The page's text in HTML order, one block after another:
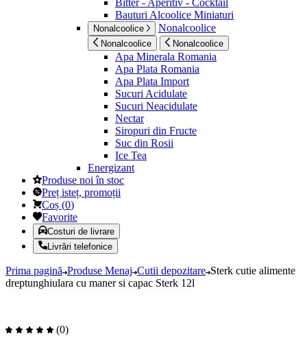
Bitter - Aperitiv - Cocktail
Bauturi Alcoolice Miniaturi
Nonalcoolice Nonalcoolice
Nonalcoolice Nonalcoolice
Apa Minerala Romania
Apa Plata Romania
Apa Plata Import
Sucuri Acidulate
Sucuri Neacidulate
Nectar
Siropuri din Fructe
Suc din Rosii
Ice Tea
Energizant
Produse noi în stoc
Preț isteț, promoții
Coș (0)
Favorite
Costuri de livrare
Livrări telefonice
Prima pagină Produse Menaj Cutii depozitare Sterk cutie alimente
dreptunghiulara cu maner si capac Sterk 12l
(0)